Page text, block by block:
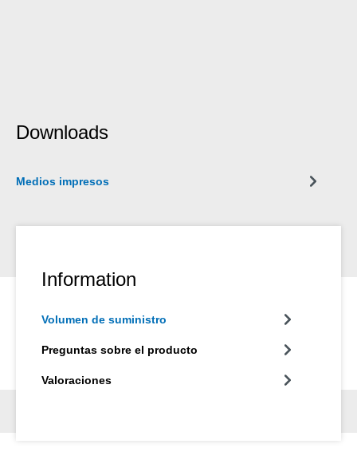
Downloads
Medios impresos
Information
Volumen de suministro
Preguntas sobre el producto
Valoraciones